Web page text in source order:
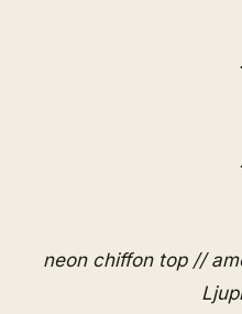
neon chiffon top //